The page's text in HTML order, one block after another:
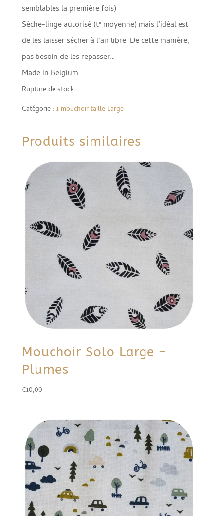
semblables la première fois)
Sèche-linge autorisé (t° moyenne) mais l’idéal est
de les laisser sécher à l’air libre. De cette manière,
pas besoin de les repasser…
Made in Belgium
Rupture de stock
Catégorie : 1 mouchoir taille Large
Produits similaires
Mouchoir Solo Large –
Plumes
€10,00